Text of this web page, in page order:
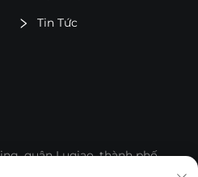
Tin Tức
quận Luqiao, thành phố